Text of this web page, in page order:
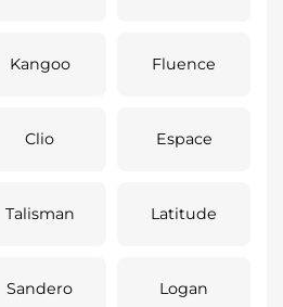
Kangoo Fluence
Clio Espace
Talisman Latitude
Sandero Logan